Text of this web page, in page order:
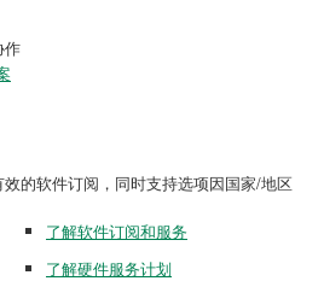
作
的软件订阅，同时支持选项因国家/地区
了解软件订阅和服务
了解硬件服务计划